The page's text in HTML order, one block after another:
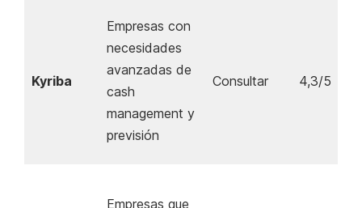
Kyriba
Empresas con
necesidades
avanzadas de
cash
management y
previsión
Consultar 4,3/5
Empresas que